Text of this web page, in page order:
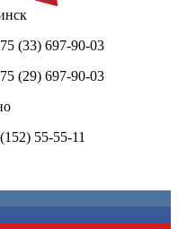
(33) 697-90-03
(29) 697-90-03
55-55-11